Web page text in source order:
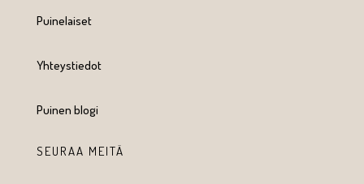
Puinelaiset
Yhteystiedot
Puinen blogi
SEURAA MEITÄ